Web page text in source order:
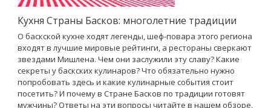
Кухня Страны Басков: многолетние традиции
О баскской кухне ходят легенды, шеф-повара этого региона
входят в лучшие мировые рейтинги, а рестораны сверкают
звездами Мишлена. Чем они заслужили эту славу? Какие
секреты у баскских кулинаров? Что обязательно нужно
попробовать здесь и какие кулинарные события стоит
посетить? И почему в Стране Басков по традиции готовят
мужчины? Ответы на эти вопросы читайте в нашем обзоре.